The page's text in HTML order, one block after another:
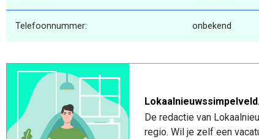
Telefoonnummer: onbekend
De redactie van
regio. Wil je zelf een